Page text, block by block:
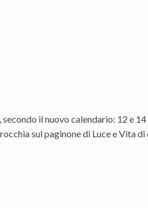
il nuovo calendario: 12 e
sul paginone di Luce e Vita